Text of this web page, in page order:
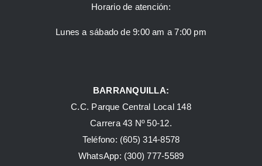
Horario de atención:
Lunes a sábado de 9:00 am a 7:00 pm
BARRANQUILLA:
C.C. Parque Central Local 148
Carrera 43 Nº 50-12.
Teléfono: (605) 314-8578
WhatsApp: (300) 777-5589